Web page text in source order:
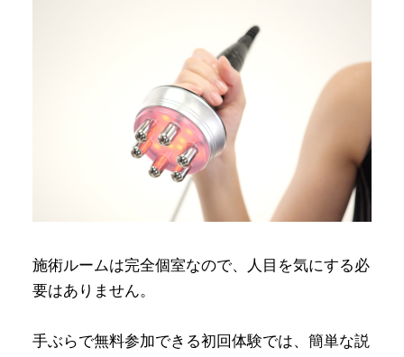
施術ルームは完全個室なので、人目を気にする必
要はありません。
手ぶらで無料参加できる初回体験では、簡単な説